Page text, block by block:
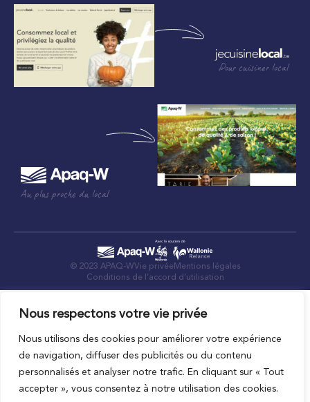
Nous respectons votre vie privée
Nous utilisons des cookies pour améliorer votre expérience
de navigation, diffuser des publicités ou du contenu
personnalisés et analyser notre trafic. En cliquant sur « Tout
accepter », vous consentez à notre utilisation des cookies.
Pour cuisiner local
Au plus proche du local
© 2023 APAQ-WVie privée Mentions légales
Conditions de l’accord d’utilisation